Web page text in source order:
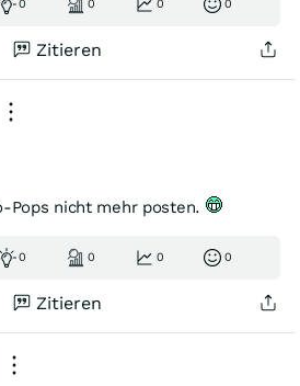
0 0 0 0
Zitieren
Pops nicht mehr posten.
0 0 0 0
Zitieren